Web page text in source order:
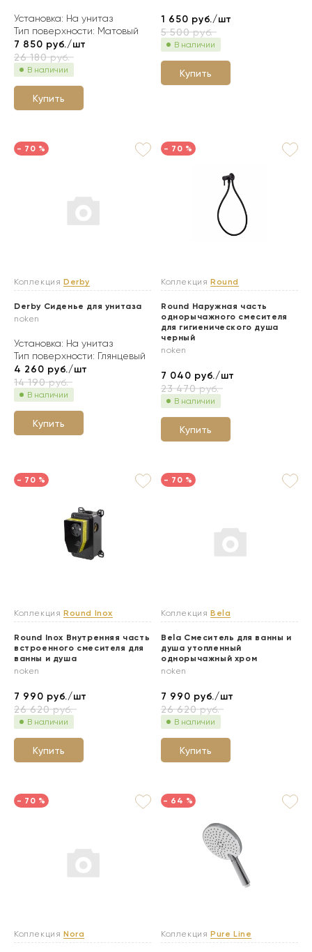
Установка: На унитаз
Тип поверхности: Матовый
7 850 руб./шт
26 180руб.
В наличии
Купить
1 650 руб./шт
5 500руб.
В наличии
Купить
- 70 %
Коллекция Derby
Derby Сиденье для унитаза
noken
Установка: На унитаз
Тип поверхности: Глянцевый
4 260 руб./шт
14 190руб.
В наличии
Купить
- 70 %
Коллекция Round
Round Наружная часть
однорычажного смесителя
для гигиенического душа
черный
noken
7 040 руб./шт
23 470руб.
В наличии
Купить
- 70 %
Коллекция Round Inox
Round Inox Внутренняя часть
встроенного смесителя для
ванны и душа
noken
7 990 руб./шт
26 620руб.
В наличии
Купить
- 70 %
Коллекция Bela
Bela Смеситель для ванны и
душа утопленный
однорычажный хром
noken
7 990 руб./шт
26 620руб.
В наличии
Купить
- 70 %
Коллекция Nora
- 64 %
Коллекция Pure Line